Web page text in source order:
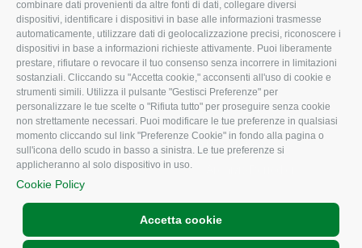
combinare dati provenienti da altre fonti di dati, collegare diversi
dispositivi, identificare i dispositivi in base alle informazioni trasmesse
automaticamente, utilizzare dati di geolocalizzazione precisi, riconoscere i
dispositivi in base a informazioni richieste attivamente. Puoi liberamente
prestare, rifiutare o revocare il tuo consenso senza incorrere in limitazioni
sostanziali. Cliccando su "Accetta cookie," acconsenti all'uso di cookie e
strumenti simili. Utilizza il pulsante "Gestisci Preferenze" per
personalizzare le tue scelte o "Rifiuta tutto" per proseguire senza cookie
non strettamente necessari. Puoi modificare le tue preferenze in qualsiasi
momento cliccando sul link "Preferenze Cookie" in fondo alla pagina o
sull'icona dello scudo in basso a sinistra. Le tue preferenze si
applicheranno al solo dispositivo in uso.
Cookie Policy
Accetta cookie
Whistleblowing
Confagricoltura Rovigo e
Agricoltori srl
Notizie in evidenza
Eventi
Comunicati Stampa
Video
Iscrizione Newsletter
Newsletter